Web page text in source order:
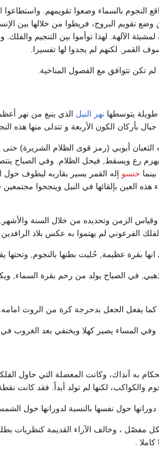
بالسماء وضعوا تقويمهم. واستطاعوا
تقويم البروج، فريطوا من خلالها بين
الآلهة. لهذا توأموا بين التنجيم والفلك.
القمر. لكنهم لم يجدوا لها تفسيرا.
تكن تتوافق مع الفصول المناخية.
يتوسطها نهر النيل الذي ينبع من نهر
بأركان الكون الأربعة و تتدلى منها هذه
الثعبان أبوبي (رمز قوى الظلام الشريرة) حتى
رع ويسقط, فيحل الظلام. وفي الصباح
. بينما خنسو إله القمر يسير بقاربه ليطوف حول
هذه العين بإلقائها في النيل وينجحوا
الفرعوني لم يهتموا به عكس بلاد الرافدين
عظيمة, حُليت بطنها بالنجوم, وتحتها
في الصباح يولد من رحم بقرة السماء,
كما يفعل الجعل بدحرجة كرة من الروث امامه.
وفي المساء يصير كهلا ويختفي بعد الغروب في
به آنذاك، وكانت المعضلة التي حاول
والكواكب، لكنها لم تولد أبداً. فقد كانت
حول نفسها بالنسبة لدورانها حول
مفصّل ، وخالف الآراء القديمة كنظريات
.